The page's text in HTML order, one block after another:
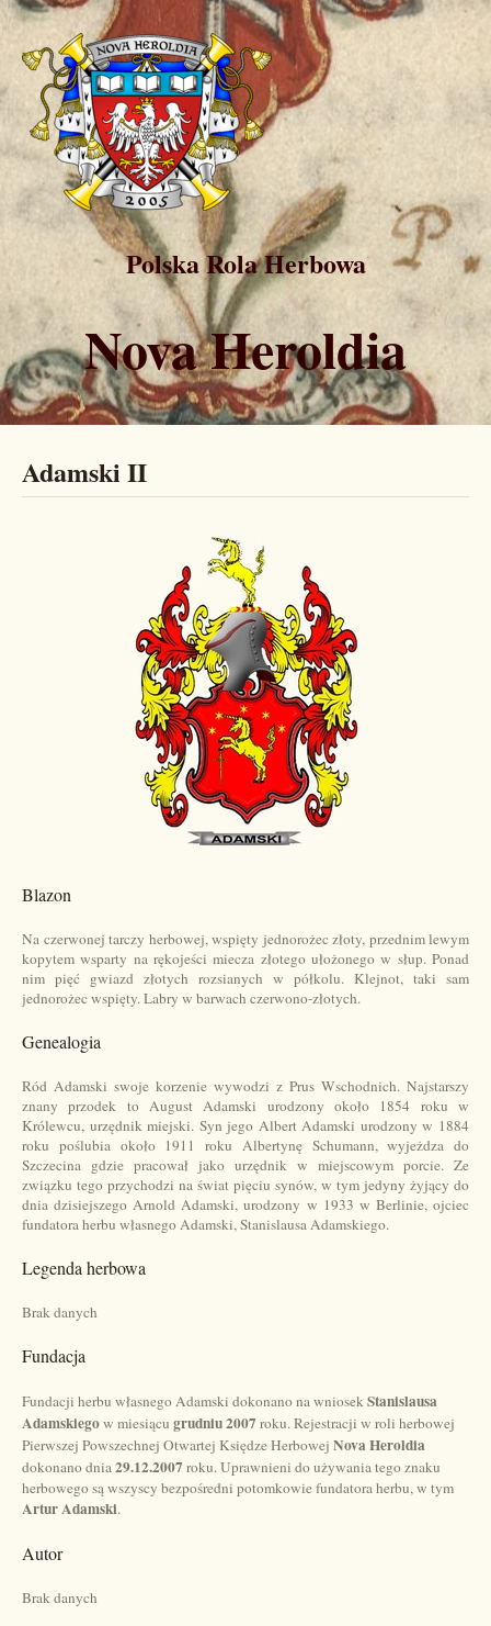
Polska Rola Herbowa
Nova Heroldia
Adamski II
Blazon
Na czerwonej tarczy herbowej, wspięty jednorożec złoty, przednim lewym
kopytem wsparty na rękojeści miecza złotego ułożonego w słup. Ponad
nim pięć gwiazd złotych rozsianych w półkolu. Klejnot, taki sam
jednorożec wspięty. Labry w barwach czerwono-złotych.
Genealogia
Ród Adamski swoje korzenie wywodzi z Prus Wschodnich. Najstarszy
znany przodek to August Adamski urodzony około 1854 roku w
Królewcu, urzędnik miejski. Syn jego Albert Adamski urodzony w 1884
roku poślubia około 1911 roku Albertynę Schumann, wyjeżdza do
Szczecina gdzie pracował jako urzędnik w miejscowym porcie. Ze
związku tego przychodzi na świat pięciu synów, w tym jedyny żyjący do
dnia dzisiejszego Arnold Adamski, urodzony w 1933 w Berlinie, ojciec
fundatora herbu własnego Adamski, Stanislausa Adamskiego.
Legenda herbowa
Brak danych
Fundacja
Fundacji herbu własnego Adamski dokonano na wniosekStanislausa
Adamskiegow miesiącu grudniu 2007roku. Rejestracji w roli herbowej
Pierwszej Powszechnej Otwartej Księdze Herbowej Nova Heroldia
dokonano dnia29.12.2007roku. Uprawnieni do używania tego znaku
herbowego są wszyscy bezpośredni potomkowie fundatora herbu, w tym
Artur Adamski.
Autor
Brak danych